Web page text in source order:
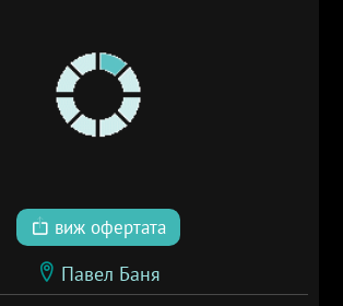
виж офертата
Павел Баня